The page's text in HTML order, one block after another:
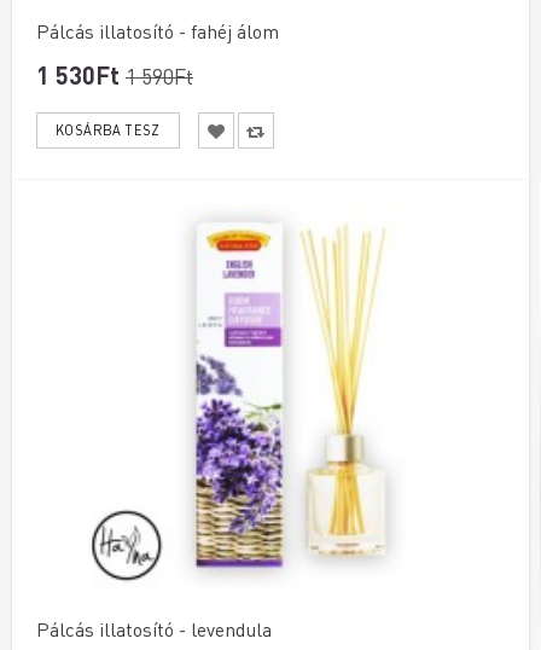
Pálcás illatosító - fahéj álom
1 530Ft 1 590Ft
Pálcás illatosító - levendula